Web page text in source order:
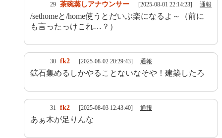
29 茶碗蒸しアナウンサー [2025-08-01 22:14:23] 通報
/sethomeと/home使うとだいぶ楽になるよ～（前に
も言ったっけこれ…？）
30 fk2 [2025-08-02 20:29:43] 通報
鉱石集めるしかやることないなそや！建築したろ
31 fk2 [2025-08-03 12:43:40] 通報
あぁ木が足りんな